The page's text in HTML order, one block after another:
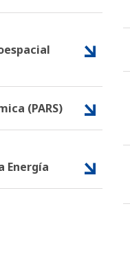
(PARS)
Energía